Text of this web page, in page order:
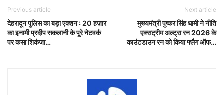
Previous article
देहरादून पुलिस का बड़ा एक्शन : 20 हज़ार
का इनामी प्रदीप सकलानी के पूरे नेटवर्क
पर कसा शिकंजा…
Next article
मुख्यमंत्री पुष्कर सिंह धामी ने नीति
एक्सट्रीम अल्ट्रा रन 2026 के
काउंटडाउन रन को किया फ्लैग ऑफ…